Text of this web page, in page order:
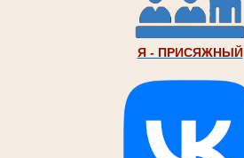
Я - ПРИСЯЖНЫЙ